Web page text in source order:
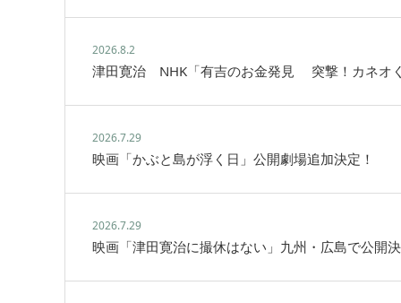
2026.8.2
津田寛治 NHK「有吉のお金発見 突撃！カネオ
2026.7.29
映画「かぶと島が浮く日」公開劇場追加決定！
2026.7.29
映画「津田寛治に撮休はない」九州・広島で公開